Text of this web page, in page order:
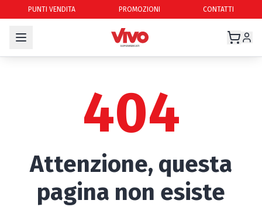
PUNTI VENDITA PROMOZIONI CONTATTI
404
Attenzione, questa
pagina non esiste